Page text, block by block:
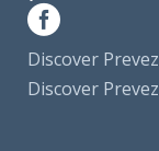
Discover
Discover